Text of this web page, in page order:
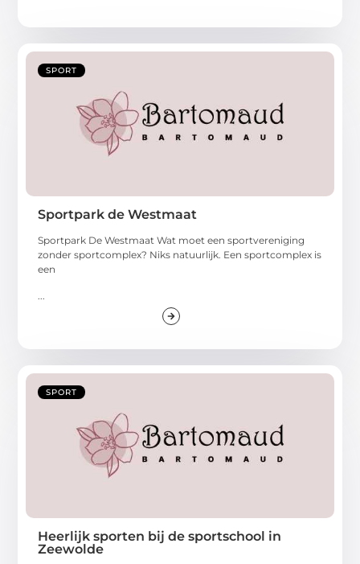
SPORT
Sportpark de Westmaat
Sportpark De Westmaat Wat moet een sportvereniging
zonder sportcomplex? Niks natuurlijk. Een sportcomplex is
een
SPORT
Heerlijk sporten bij de sportschool in
Zeewolde